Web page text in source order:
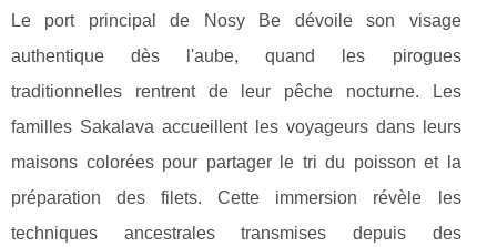
Le port principal de Nosy Be dévoile son visage
authentique dès l'aube, quand les pirogues
traditionnelles rentrent de leur pêche nocturne. Les
familles Sakalava accueillent les voyageurs dans leurs
maisons colorées pour partager le tri du poisson et la
préparation des filets. Cette immersion révèle les
techniques ancestrales transmises depuis des